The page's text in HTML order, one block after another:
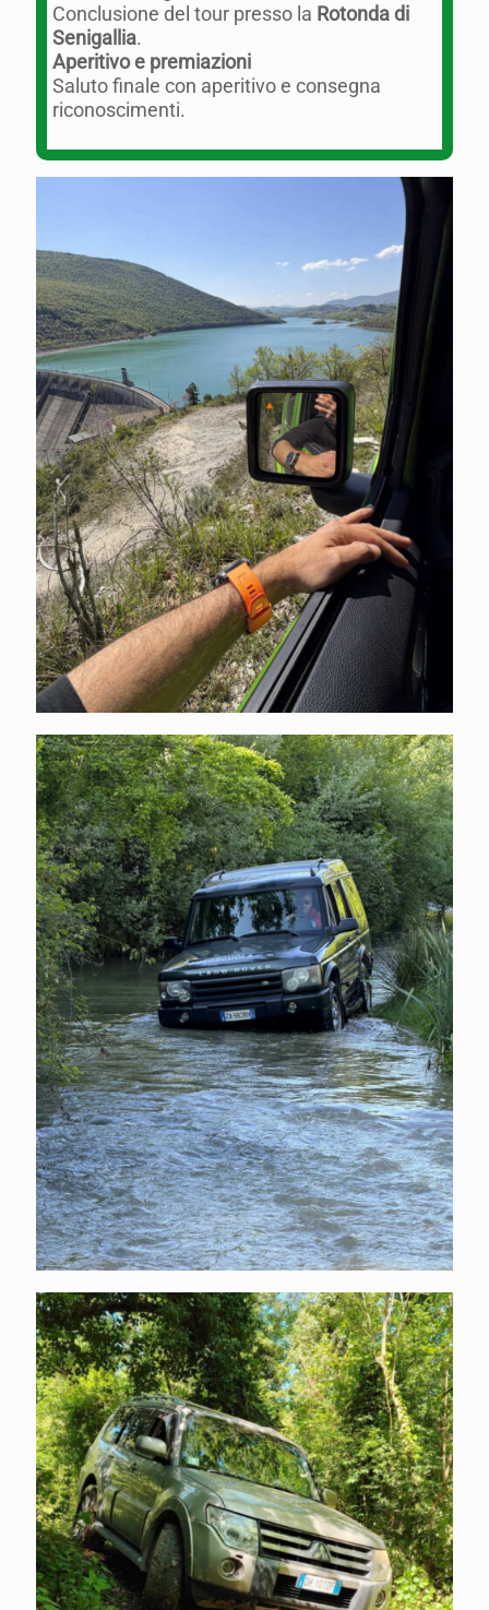
Conclusione del tour presso la Rotonda di
Senigallia.
Aperitivo e premiazioni
Saluto finale con aperitivo e consegna
riconoscimenti.